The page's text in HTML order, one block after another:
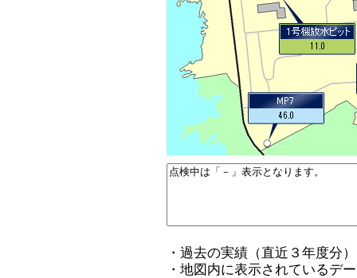
・過去の実績（直近３年度分
・地図内に表示されているデ